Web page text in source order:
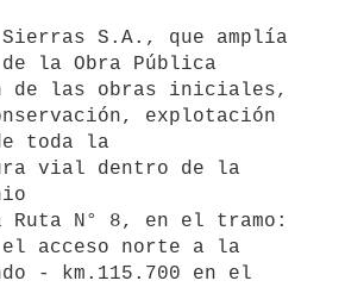
Sierras S.A., que amplía
la Obra Pública
de las obras iniciales,
explotación
toda la
vial dentro de la
N° 8, en el tramo:
el acceso norte a la
- km.115.700 en el